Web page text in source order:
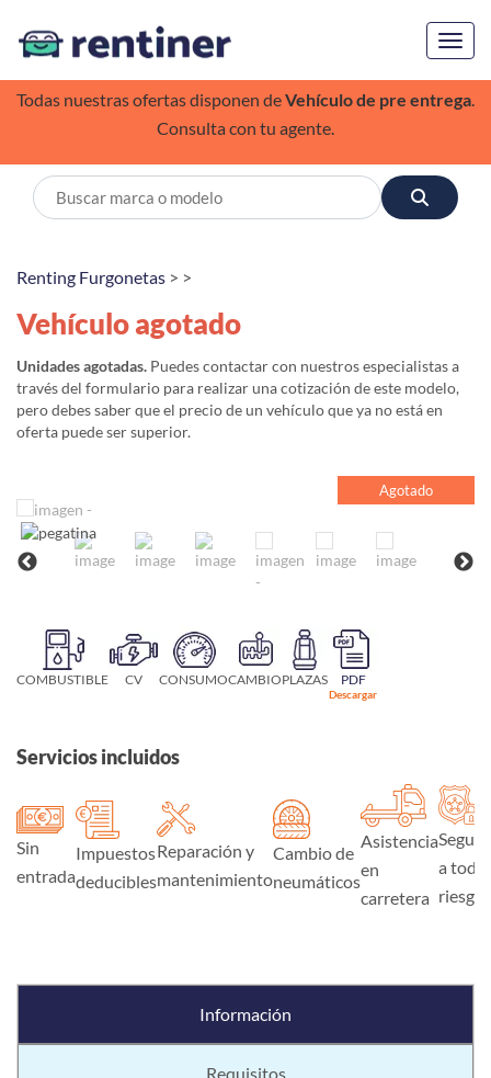
Todas nuestras ofertas disponen deVehículo de pre entrega.
Consulta con tu agente.
Renting Furgonetas > >
Vehículo agotado
Unidades agotadas. Puedes contactar con nuestros especialistas a
través del formulario para realizar una cotización de este modelo,
pero debes saber que el precio de un vehículo que ya no está en
oferta puede ser superior.
Agotado
COMBUSTIBLE CV CONSUMOCAMBIOPLAZAS PDF
Descargar
Servicios incluidos
Sin
entrada
Impuestos
deducibles
Reparación y
mantenimiento
Cambio de
neumáticos
Asistencia
en
carretera
Seguro
a todo
riesgo
Información
Requisitos